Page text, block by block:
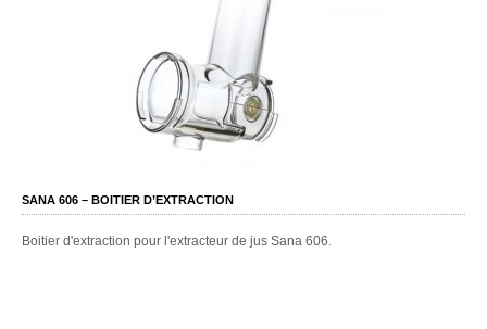
SANA 606 – BOITIER D’EXTRACTION
Boitier d'extraction pour l'extracteur de jus Sana 606.